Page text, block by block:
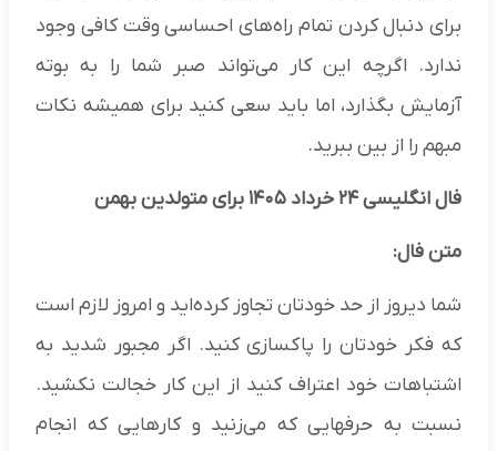
برای دنبال کردن تمام راه‌های احساسی وقت کافی وجود
ندارد. اگرچه این کار می‌تواند صبر شما را به بوته
آزمایش بگذارد، اما باید سعی کنید برای همیشه نکات
مبهم را از بین ببرید.
فال انگلیسی ۲۴ خرداد ۱۴۰۵ برای متولدین بهمن
متن فال:
شما دیروز از حد خودتان تجاوز کرده‌اید و امروز لازم است
که فکر خودتان را پاکسازی کنید. اگر مجبور شدید به
اشتباهات خود اعتراف کنید از این کار خجالت نکشید.
نسبت به حرفهایی که می‌زنید و کارهایی که انجام